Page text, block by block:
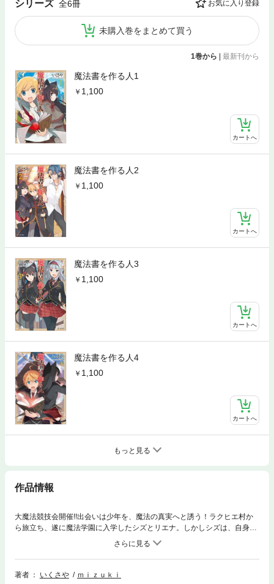
シリーズ 全6冊 お気に入り登録
未購入巻をまとめて買う
1巻から 最新刊から
魔法書を作る人1
1,100
カートへ
魔法書を作る人2
1,100
カートへ
魔法書を作る人3
1,100
カートへ
魔法書を作る人4
1,100
カートへ
もっと見る
作品情報
大魔法競技会開催!!出会いは少年を、魔法の真実へと誘う！ラクヒエ村か
ら旅立ち、遂に魔法学園に入学したシズとリエナ。しかしシズは、自身の
持つ不可思議で膨大な魔力のため、貴族たちには目を付けられ、教師にも
避けられる始末。当然一般生徒は、そんな危険人物に近寄るわけもなく、
順調にぼっち街道を歩んでいくシズ。自分の側にいると危険だからと、唯
一友達になった同室のルネ、そして幼馴染のリエナすら遠ざけてしまう。
著者 いくさや
ｍｉｚｕｋｉ